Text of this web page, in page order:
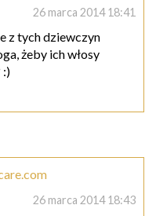
26 marca 2014 18:41
z tych dziewczyn
żeby ich włosy
:)
26 marca 2014 18:43